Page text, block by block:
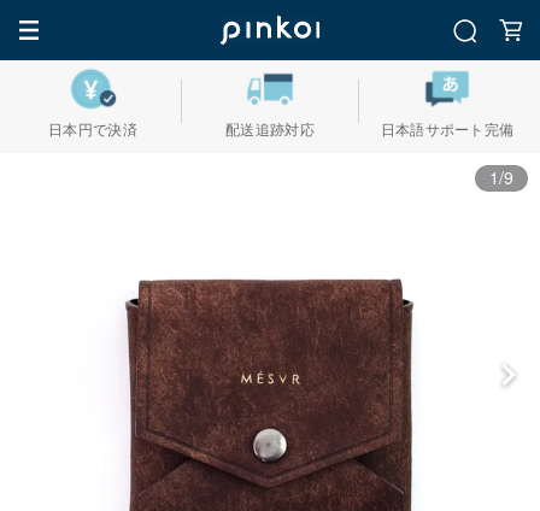
日本円で決済 配送追跡対応 日本語サポート完備
1/9